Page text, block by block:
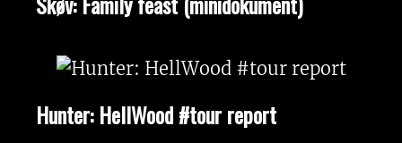
Hunter: HellWood #tour report